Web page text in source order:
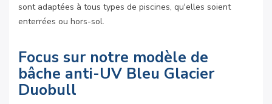
sont adaptées à tous types de piscines, qu'elles soient
enterrées ou hors-sol.
Focus sur notre modèle de
bâche anti-UV Bleu Glacier
Duobull